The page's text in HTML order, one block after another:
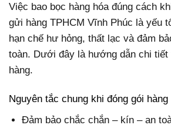
Việc bao bọc hàng hóa đúng cách
gửi hàng TPHCM Vĩnh Phúc là yếu
hạn chế hư hỏng, thất lạc và đảm
toàn. Dưới đây là hướng dẫn chi tiết
hàng.
Nguyên tắc chung khi đóng gói hàng
Đảm bảo chắc chắn – kín – an